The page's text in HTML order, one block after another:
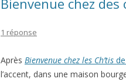
Bienvenue chez
1 réponse
Après Bienvenue chez les Ch’tis
l’accent, dans une maison